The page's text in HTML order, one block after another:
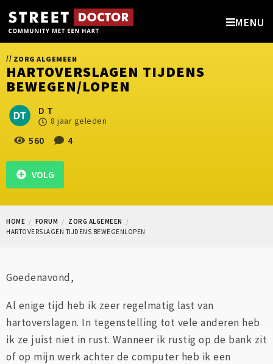
MENU
// ZORG ALGEMEEN
HARTOVERSLAGEN TIJDENS
BEWEGEN/LOPEN
D T
8 jaar geleden
560 4
VOLG
HOME FORUM
ZORG ALGEMEEN
HARTOVERSLAGEN TIJDENS BEWEGENLOPEN
Goedenavond,
Al enige tijd heb ik zeer regelmatig last van
hartoverslagen. In tegenstelling tot vele anderen heb
ik ze juist niet in rust. Wanneer ik rustig op de bank zit
of op mijn werk achter de computer heb ik een